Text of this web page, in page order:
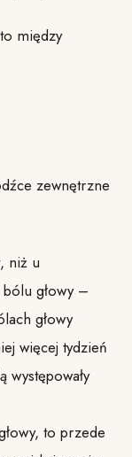
między
zewnętrzne
niż u
głowy –
głowy
więcej tydzień
występowały
to przede